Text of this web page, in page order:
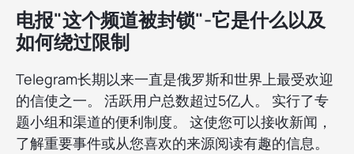
电报"这个频道被封锁"-它是什么以及
如何绕过限制
Telegram长期以来一直是俄罗斯和世界上最受欢迎
的信使之一。 活跃用户总数超过5亿人。 实行了专
题小组和渠道的便利制度。 这使您可以接收新闻，
了解重要事件或从您喜欢的来源阅读有趣的信息。